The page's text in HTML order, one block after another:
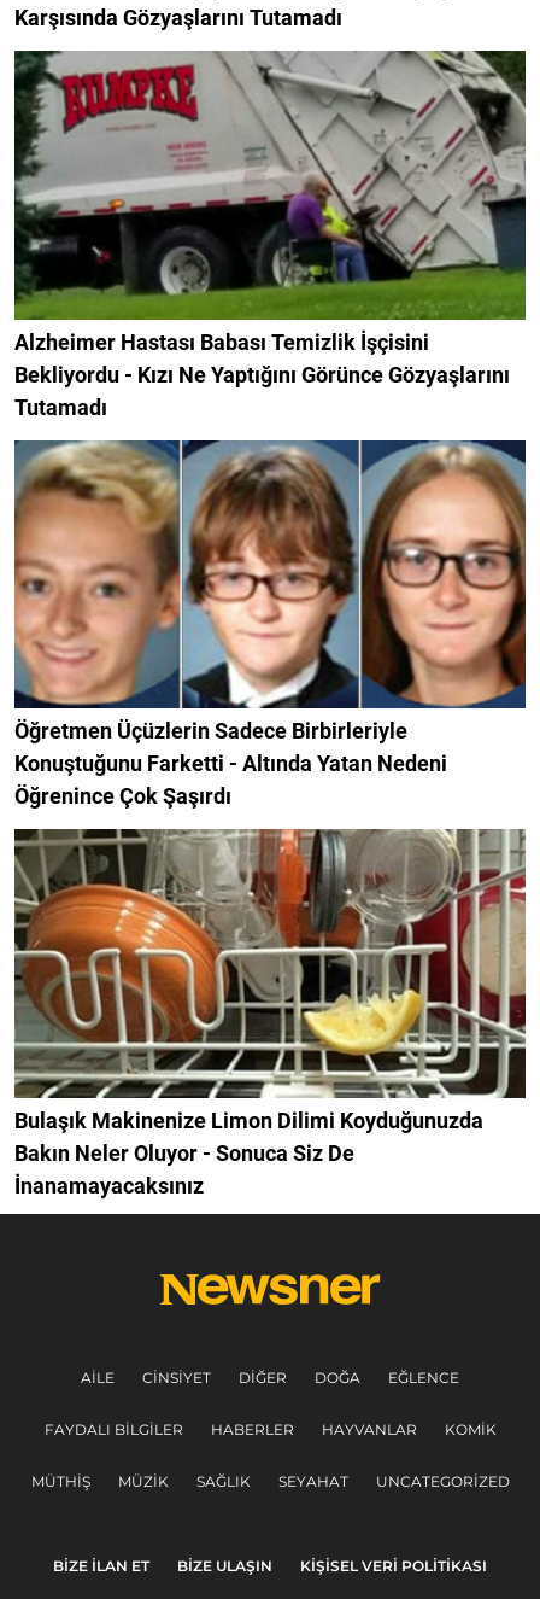
Karşısında Gözyaşlarını Tutamadı
Alzheimer Hastası Babası Temizlik İşçisini
Bekliyordu - Kızı Ne Yaptığını Görünce Gözyaşlarını
Tutamadı
Öğretmen Üçüzlerin Sadece Birbirleriyle
Konuştuğunu Farketti - Altında Yatan Nedeni
Öğrenince Çok Şaşırdı
Bulaşık Makinenize Limon Dilimi Koyduğunuzda
Bakın Neler Oluyor - Sonuca Siz De
İnanamayacaksınız
AILE CINSIYET DIĞER DOĞA EĞLENCE
FAYDALI BILGILER HABERLER HAYVANLAR KOMIK
MÜTHIŞ MÜZIK SAĞLIK SEYAHAT UNCATEGORIZED
BIZE ILAN ET BIZE ULAŞIN KIŞISEL VERI POLITIKASI